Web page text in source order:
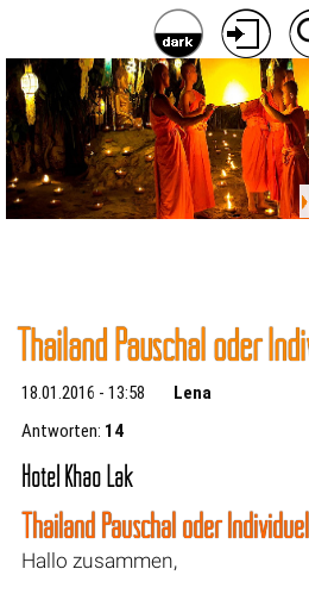
Thailand Pauschal oder
18.01.2016 - 13:58 Lena
Antworten: 14
Hotel Khao Lak
Thailand Pauschal oder
Hallo zusammen,